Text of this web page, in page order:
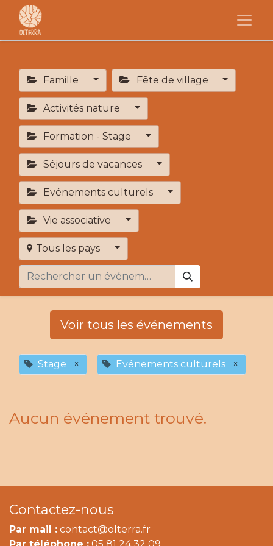
Famille Fête de village
Activités nature
Formation - Stage
Séjours de vacances
Evénements culturels
Vie associative
Tous les pays
Voir tous les événements
Stage × Evénements culturels ×
Aucun événement trouvé.
Contactez-nous
Par mail : contact@olterra.fr